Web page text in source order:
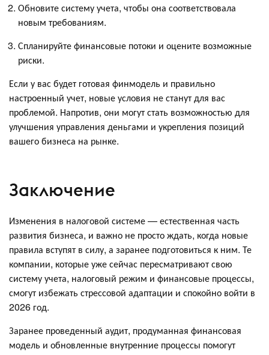
Обновите систему учета, чтобы она соответствовала
новым требованиям.
Спланируйте финансовые потоки и оцените возможные
риски.
Если у вас будет готовая финмодель и правильно
настроенный учет, новые условия не станут для вас
проблемой. Напротив, они могут стать возможностью для
улучшения управления деньгами и укрепления позиций
вашего бизнеса на рынке.
Заключение
Изменения в налоговой системе — естественная часть
развития бизнеса, и важно не просто ждать, когда новые
правила вступят в силу, а заранее подготовиться к ним. Те
компании, которые уже сейчас пересматривают свою
систему учета, налоговый режим и финансовые процессы,
смогут избежать стрессовой адаптации и спокойно войти в
2026 год.
Заранее проведенный аудит, продуманная финансовая
модель и обновленные внутренние процессы помогут